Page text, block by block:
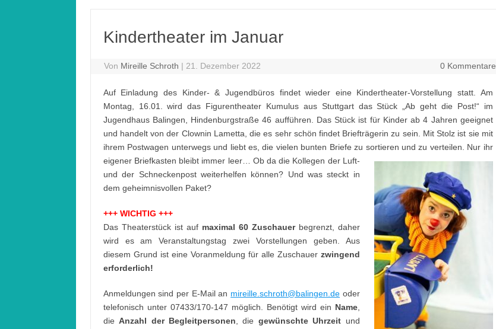
Kindertheater im Januar
Von Mireille Schroth | 21. Dezember 2022 0 Kommentare
Auf Einladung des Kinder- & Jugendbüros findet wieder eine Kindertheater-Vorstellung statt. Am
Montag, 16.01. wird das Figurentheater Kumulus aus Stuttgart das Stück „Ab geht die Post!“ im
Jugendhaus Balingen, Hindenburgstraße 46 aufführen. Das Stück ist für Kinder ab 4 Jahren geeignet
und handelt von der Clownin Lametta, die es sehr schön findet Briefträgerin zu sein. Mit Stolz ist sie mit
ihrem Postwagen unterwegs und liebt es, die vielen bunten Briefe zu sortieren und zu verteilen. Nur ihr
eigener Briefkasten bleibt immer leer… Ob da die Kollegen der Luft-
und der Schneckenpost weiterhelfen können? Und was steckt in
dem geheimnisvollen Paket?
+++ WICHTIG +++
Das Theaterstück ist auf maximal 60 Zuschauerbegrenzt, daher
wird es am Veranstaltungstag zwei Vorstellungen geben. Aus
diesem Grund ist eine Voranmeldung für alle Zuschauer zwingend
erforderlich!
Anmeldungen sind per E-Mail an mireille.schroth@balingen.de oder
telefonisch unter 07433/170-147 möglich. Benötigt wird ein Name,
dieAnzahl der Begleitpersonen, die gewünschte Uhrzeit und